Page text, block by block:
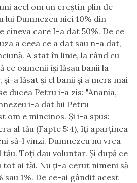
acel om un creştin plin de
lui Dumnezeu nici 10% din
cineva care I-a dat 50%. De ce
a ceea ce a dat sau n-a dat,
ă. A stat în linie, la rând cu
ă ce oamenii îşi lăsau banii la
şi-a lăsat şi el banii şi a mers mai
ducea Petru i-a zis: "Anania,
i-a dat lui Petru
om e mincinos. Şi i-a spus:
al tău (Fapte 5:4), îţi aparţinea
să-l vinzi. Dumnezeu nu vrea
tău. Toţi dau voluntar. Şi după ce
tot ai tăi. Nu ţi-a cerut nimeni să
sau 1%. De ce-ai gândit acest